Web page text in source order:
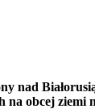
nad
na obcej ziemi